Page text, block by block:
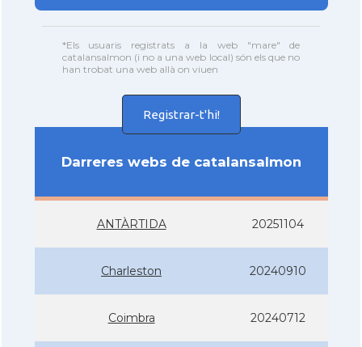
*Els usuaris registrats a la web "mare" de
catalansalmon (i no a una web local) són els que no
han trobat una web allà on viuen
Registrar-t'hi!
Darreres webs de catalansalmon
ANTÀRTIDA 20251104
Charleston 20240910
Coimbra 20240712